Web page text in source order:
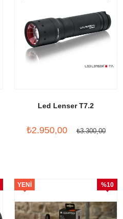
Led Lenser T7.2
₺2.950,00 ₺3.300,00
%10
YENI